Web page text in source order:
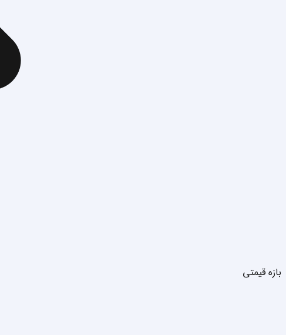
بازه قیمتی